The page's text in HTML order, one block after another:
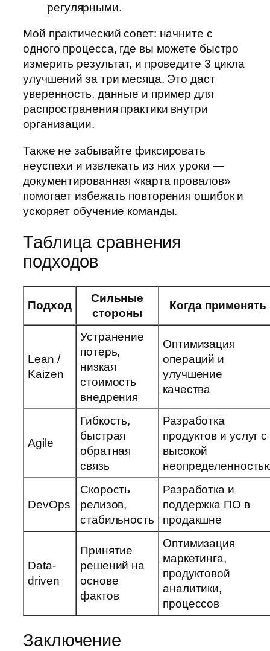
регулярными.
Мой практический совет: начните с
одного процесса, где вы можете быстро
измерить результат, и проведите 3 цикла
улучшений за три месяца. Это даст
уверенность, данные и пример для
распространения практики внутри
организации.
Также не забывайте фиксировать
неуспехи и извлекать из них уроки —
документированная «карта провалов»
помогает избежать повторения ошибок и
ускоряет обучение команды.
Таблица сравнения
подходов
Подход
Сильные
стороны
Когда применять
Lean /
Kaizen
Устранение
потерь,
низкая
стоимость
внедрения
Оптимизация
операций и
улучшение
качества
Agile
Гибкость,
быстрая
обратная
связь
Разработка
продуктов и услуг с
высокой
DevOps
Скорость
релизов,
стабильность
Разработка и
поддержка ПО в
продакшне
Data-
driven
Принятие
решений на
основе
фактов
Оптимизация
маркетинга,
продуктовой
аналитики,
процессов
Заключение